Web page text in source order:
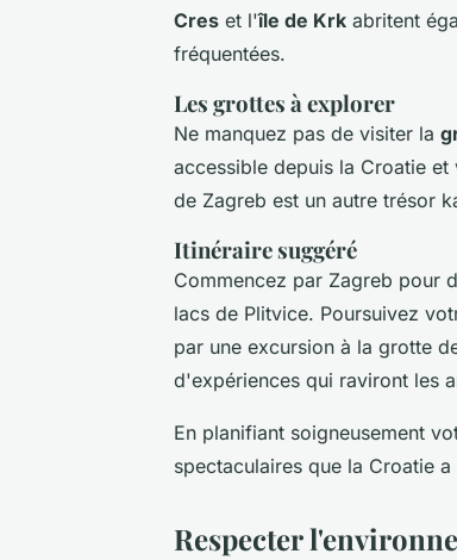
Cres et l'île de Krk abritent
fréquentées.
Les grottes à explorer
Ne manquez pas de visiter la
accessible depuis la Croatie
de Zagreb est un autre trésor
Itinéraire suggéré
Commencez par Zagreb pour
lacs de Plitvice. Poursuivez
par une excursion à la grotte
d'expériences qui raviront les
En planifiant soigneusement
spectaculaires que la Croatie
Respecter